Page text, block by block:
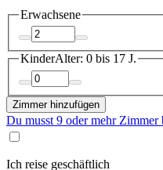
Erwachsene
KinderAlter: 0 bis 17 J.
Zimmer hinzufügen
Du musst 9 oder mehr Zimmer
Ich reise geschäftlich